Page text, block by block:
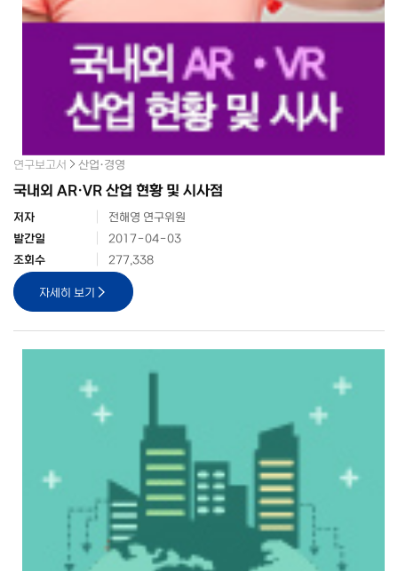
연구보고서 산업·경영
국내외 AR·VR 산업 현황 및 시사점
저자
전해영 연구위원
발간일
2017-04-03
조회수
277,338
자세히 보기